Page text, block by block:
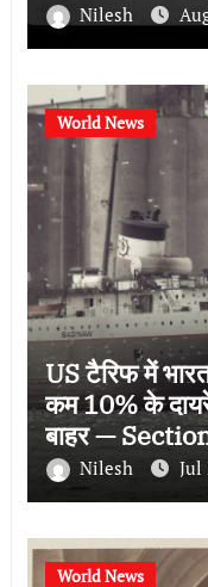
Nilesh
World News
US टैरिफ में
कम 10% के दायरे
बाहर —
जीतNilesh Jul
World News